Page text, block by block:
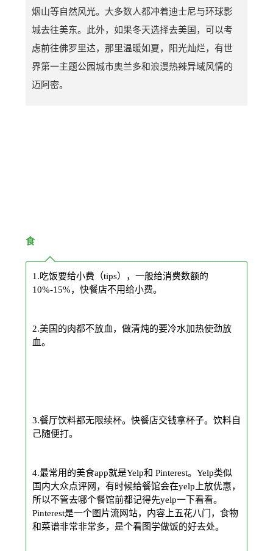
烟山等自然风光。大多数人都冲着迪士尼与环球影
城去往美东。此外，如果冬天选择去美国，可以考
虑前往佛罗里达，那里温暖如夏，阳光灿烂，有世
界第一主题公园城市奥兰多和浪漫热辣异域风情的
迈阿密。
食
1.吃饭要给小费（tips），一般给消费数额的
10%-15%，快餐店不用给小费。
2.美国的肉都不放血，做清炖的要冷水加热使劲放
血。
3.餐厅饮料都无限续杯。快餐店交钱拿杯子。饮料自
己随便打。
4.最常用的美食app就是Yelp和 Pinterest。Yelp类似
国内大众点评网，有时候给餐馆会在yelp上放优惠，
所以不管去哪个餐馆前都记得先yelp一下看看。
Pinterest是一个图片流网站，内容上五花八门，食物
和菜谱非常非常多，是个看图学做饭的好去处。